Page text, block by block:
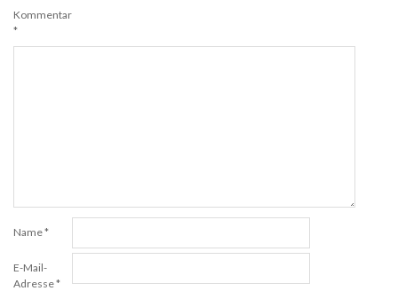
Kommentar
*
Name*
E-Mail-
Adresse*